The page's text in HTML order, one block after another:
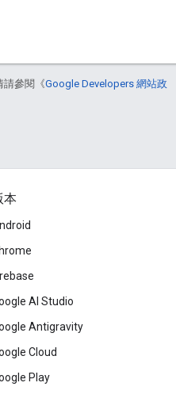
請參閱《Google Developers 網站政
本
AI Studio
Antigravity
Cloud
Play